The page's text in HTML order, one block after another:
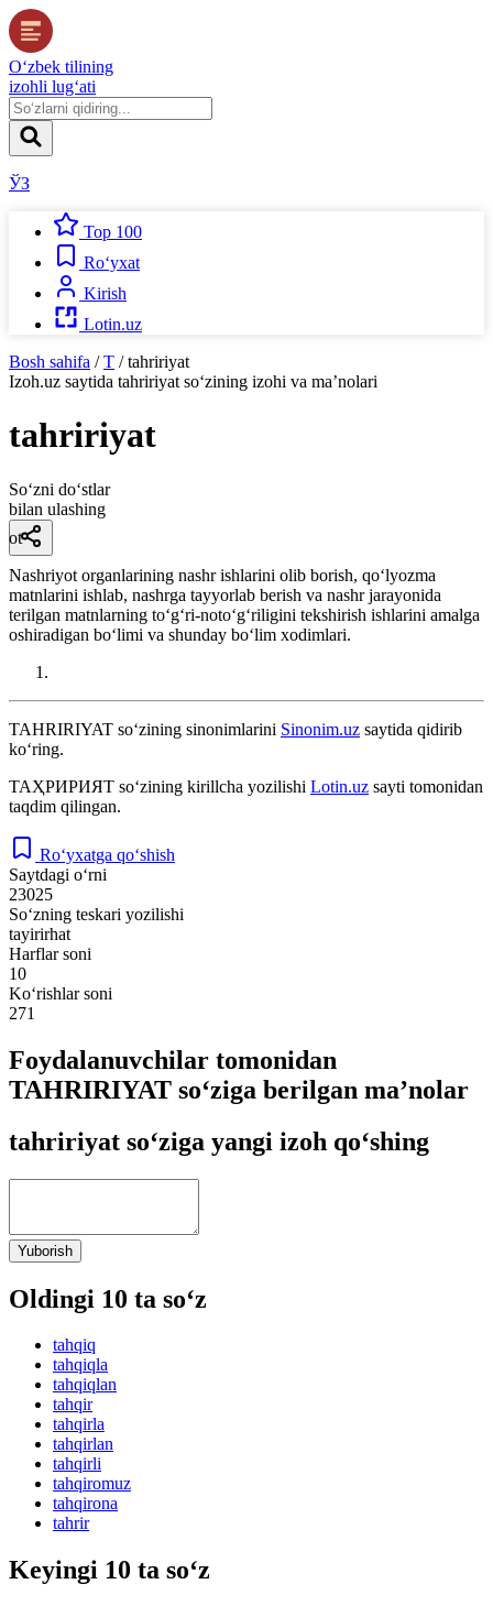
O‘zbek tilining
izohli lug‘ati
ЎЗ
Top 100
Ro‘yxat
Kirish
Lotin.uz
Bosh sahifa / T / tahririyat
Izoh.uz saytida tahririyat so‘zining izohi va ma’nolari
tahririyat
So‘zni do‘stlar
bilan ulashing
ot
Nashriyot organlarining nashr ishlarini olib borish, qoʻlyozma
matnlarini ishlab, nashrga tayyorlab berish va nashr jarayonida
terilgan matnlarning toʻgʻri-notoʻgʻriligini tekshirish ishlarini amalga
oshiradigan boʻlimi va shunday boʻlim xodimlari.
TAHRIRIYAT so‘zining sinonimlarini Sinonim.uz saytida qidirib
ko‘ring.
ТАҲРИРИЯТ so‘zining kirillcha yozilishi Lotin.uz sayti tomonidan
taqdim qilingan.
Ro‘yxatga qo‘shish
Saytdagi o‘rni
23025
So‘zning teskari yozilishi
tayirirhat
Harflar soni
10
Ko‘rishlar soni
271
Foydalanuvchilar tomonidan
TAHRIRIYAT so‘ziga berilgan ma’nolar
tahririyat so‘ziga yangi izoh qo‘shing
Yuborish
Oldingi 10 ta so‘z
tahqiq
tahqiqla
tahqiqlan
tahqir
tahqirla
tahqirlan
tahqirli
tahqiromuz
tahqirona
tahrir
Keyingi 10 ta so‘z